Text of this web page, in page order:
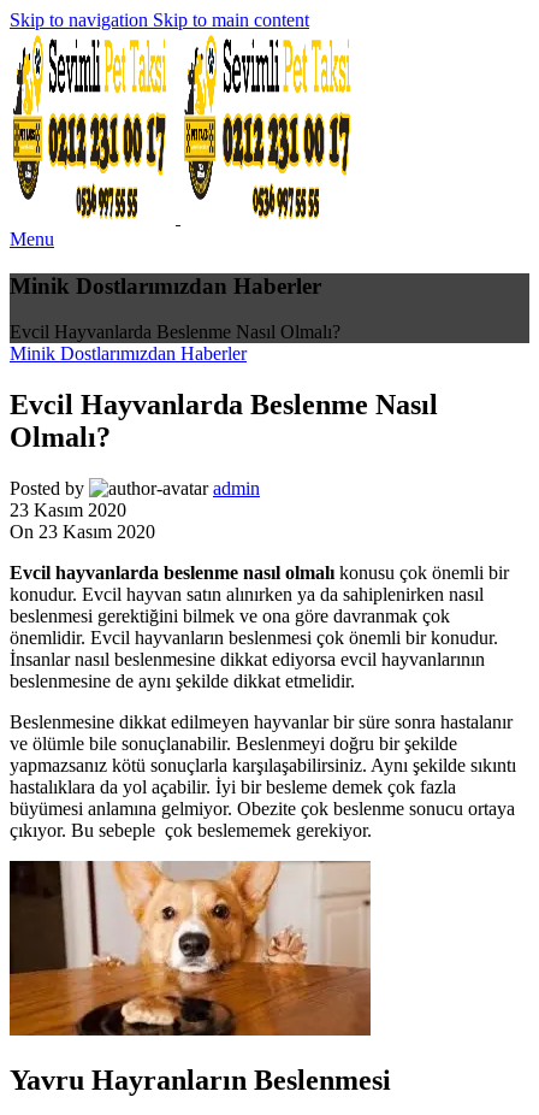
Skip to navigation Skip to main content
Menu
Minik Dostlarımızdan Haberler
Evcil Hayvanlarda Beslenme Nasıl Olmalı?
Minik Dostlarımızdan Haberler
Evcil Hayvanlarda Beslenme Nasıl
Olmalı?
Posted by
admin
23 Kasım 2020
On 23 Kasım 2020
Evcil hayvanlarda beslenme nasıl olmalı konusu çok önemli bir
konudur. Evcil hayvan satın alınırken ya da sahiplenirken nasıl
beslenmesi gerektiğini bilmek ve ona göre davranmak çok
önemlidir. Evcil hayvanların beslenmesi çok önemli bir konudur.
İnsanlar nasıl beslenmesine dikkat ediyorsa evcil hayvanlarının
beslenmesine de aynı şekilde dikkat etmelidir.
Beslenmesine dikkat edilmeyen hayvanlar bir süre sonra hastalanır
ve ölümle bile sonuçlanabilir. Beslenmeyi doğru bir şekilde
yapmazsanız kötü sonuçlarla karşılaşabilirsiniz. Aynı şekilde sıkıntı
hastalıklara da yol açabilir. İyi bir besleme demek çok fazla
büyümesi anlamına gelmiyor. Obezite çok beslenme sonucu ortaya
çıkıyor. Bu sebeple çok beslememek gerekiyor.
Yavru Hayranların Beslenmesi